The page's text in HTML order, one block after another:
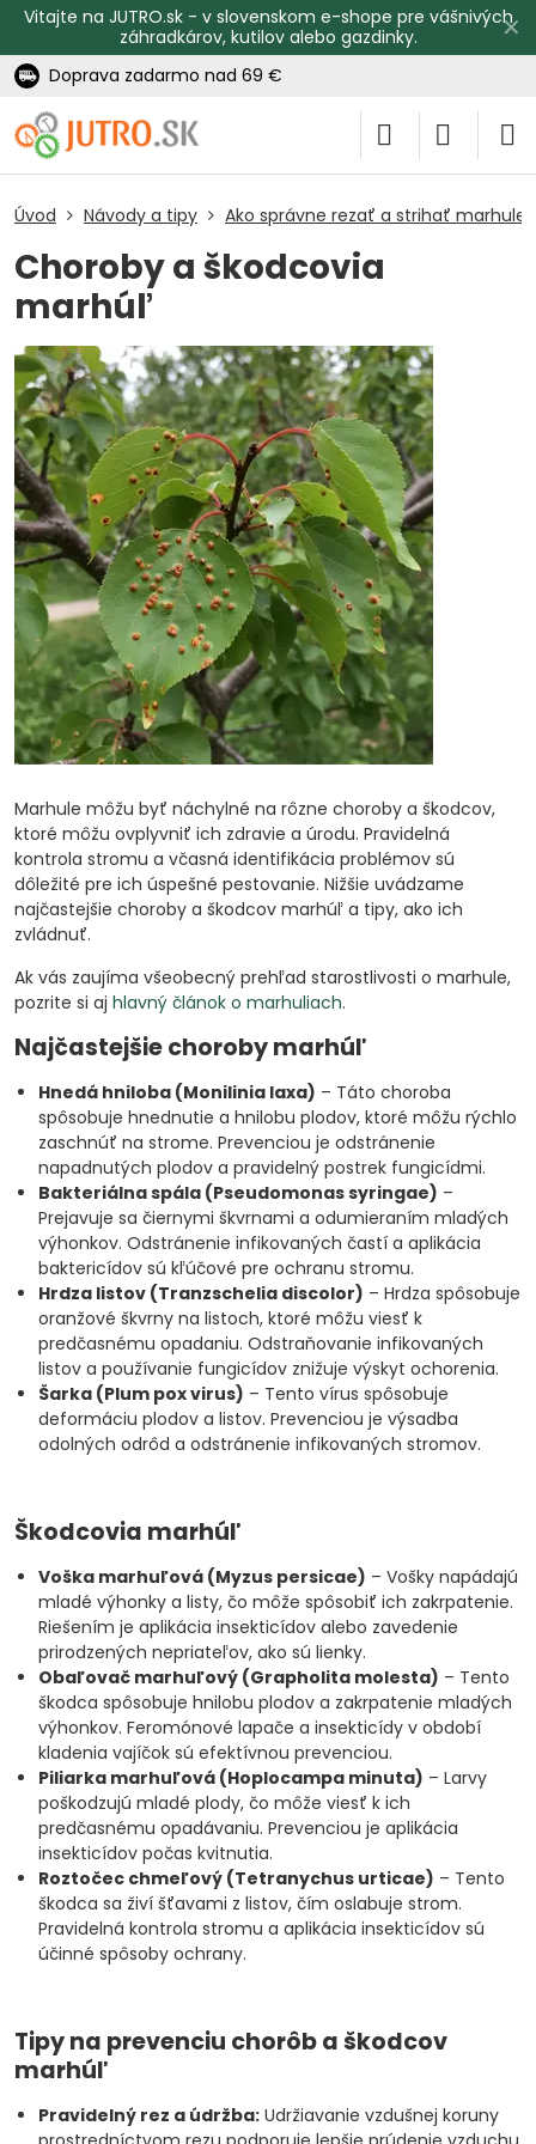
✕
Vitajte na JUTRO.sk - v slovenskom e-shope pre vášnivých
záhradkárov, kutilov alebo gazdinky.
Doprava zadarmo nad 69 €
Úvod Návody a tipy Ako správne rezať a strihať marhule
Choroby a škodcovia
marhúľ
Marhule môžu byť náchylné na rôzne choroby a škodcov,
ktoré môžu ovplyvniť ich zdravie a úrodu. Pravidelná
kontrola stromu a včasná identifikácia problémov sú
dôležité pre ich úspešné pestovanie. Nižšie uvádzame
najčastejšie choroby a škodcov marhúľ a tipy, ako ich
zvládnuť.
Ak vás zaujíma všeobecný prehľad starostlivosti o marhule,
pozrite si aj hlavný článok o marhuliach.
Najčastejšie choroby marhúľ
Hnedá hniloba (Monilinia laxa) – Táto choroba
spôsobuje hnednutie a hnilobu plodov, ktoré môžu rýchlo
zaschnúť na strome. Prevenciou je odstránenie
napadnutých plodov a pravidelný postrek fungicídmi.
Bakteriálna spála (Pseudomonas syringae) –
Prejavuje sa čiernymi škvrnami a odumieraním mladých
výhonkov. Odstránenie infikovaných častí a aplikácia
baktericídov sú kľúčové pre ochranu stromu.
Hrdza listov (Tranzschelia discolor) – Hrdza spôsobuje
oranžové škvrny na listoch, ktoré môžu viesť k
predčasnému opadaniu. Odstraňovanie infikovaných
listov a používanie fungicídov znižuje výskyt ochorenia.
Šarka (Plum pox virus) – Tento vírus spôsobuje
deformáciu plodov a listov. Prevenciou je výsadba
odolných odrôd a odstránenie infikovaných stromov.
Škodcovia marhúľ
Voška marhuľová (Myzus persicae) – Vošky napádajú
mladé výhonky a listy, čo môže spôsobiť ich zakrpatenie.
Riešením je aplikácia insekticídov alebo zavedenie
prirodzených nepriateľov, ako sú lienky.
Obaľovač marhuľový (Grapholita molesta) – Tento
škodca spôsobuje hnilobu plodov a zakrpatenie mladých
výhonkov. Feromónové lapače a insekticídy v období
kladenia vajíčok sú efektívnou prevenciou.
Piliarka marhuľová (Hoplocampa minuta) – Larvy
poškodzujú mladé plody, čo môže viesť k ich
predčasnému opadávaniu. Prevenciou je aplikácia
insekticídov počas kvitnutia.
Roztočec chmeľový (Tetranychus urticae) – Tento
škodca sa živí šťavami z listov, čím oslabuje strom.
Pravidelná kontrola stromu a aplikácia insekticídov sú
účinné spôsoby ochrany.
Tipy na prevenciu chorôb a škodcov
marhúľ
Pravidelný rez a údržba: Udržiavanie vzdušnej koruny